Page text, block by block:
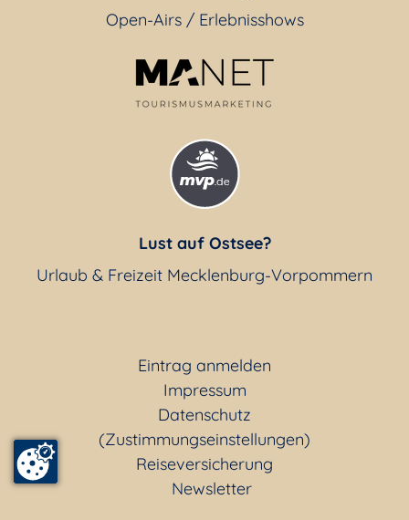
Open-Airs / Erlebnisshows
Lust auf Ostsee?
Urlaub & Freizeit Mecklenburg-Vorpommern
Eintrag anmelden
Impressum
Datenschutz
(Zustimmungseinstellungen)
Reiseversicherung
Newsletter